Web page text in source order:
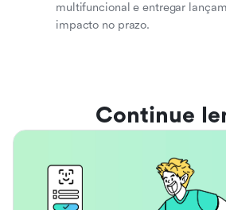
multifuncional e entregar
impacto no prazo.
Continue